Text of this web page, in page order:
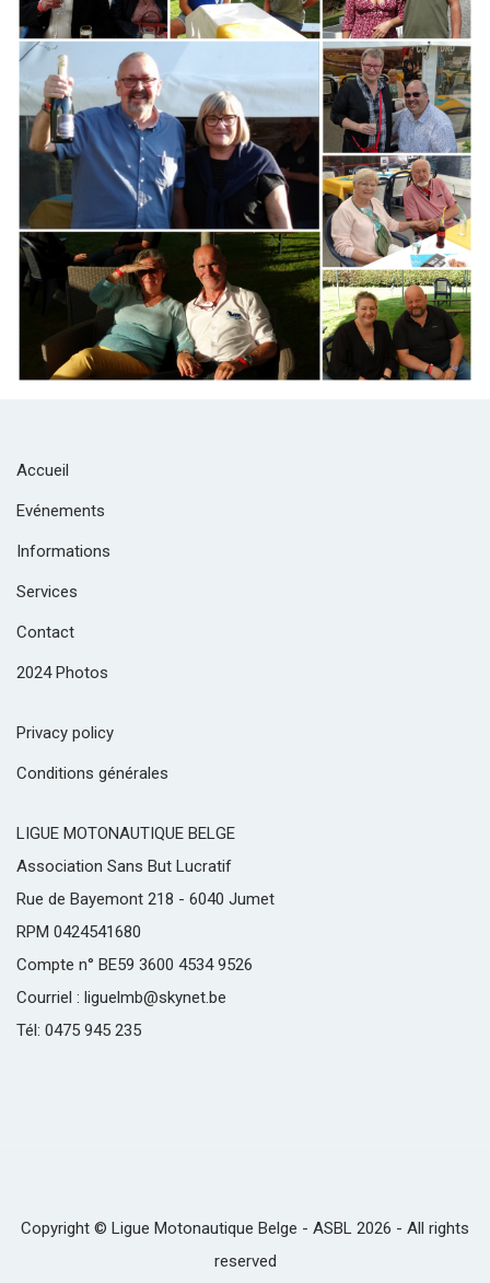
Accueil
Evénements
Informations
Services
Contact
2024 Photos
Privacy policy
Conditions générales
LIGUE MOTONAUTIQUE BELGE
Association Sans But Lucratif
Rue de Bayemont 218 - 6040 Jumet
RPM 0424541680
Compte n° BE59 3600 4534 9526
Courriel : liguelmb@skynet.be
Tél: 0475 945 235
Copyright © Ligue Motonautique Belge - ASBL 2026 - All rights
reserved